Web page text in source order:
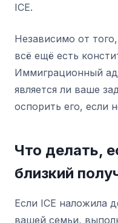
ICE.
Независимо от
всё ещё есть
Иммиграционный
является ли ваше
оспорить его, если
Что делать,
близкий
Если ICE наложила
вашей семьи,